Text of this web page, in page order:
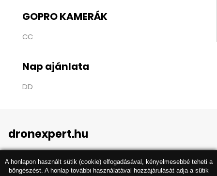
GOPRO KAMERÁK
CC
Nap ajánlata
DD
dronexpert.hu
A honlapon használt sütik (cookie) elfogadásával, kényelmesebbé teheti a
böngészést. A honlap további használatával hozzájárulását adja a sütik